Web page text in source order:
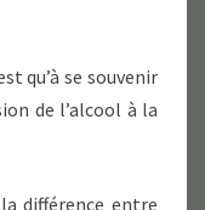
qu’à se souvenir
de l’alcool à la
différence entre